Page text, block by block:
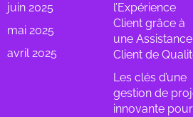
juin 2025
mai 2025
avril 2025
l’Expérience
Client grâce à
une Assistance
Client de
Les clés d’une
gestion de
innovante